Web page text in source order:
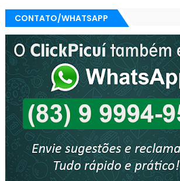
CONTATO/WHATSAPP